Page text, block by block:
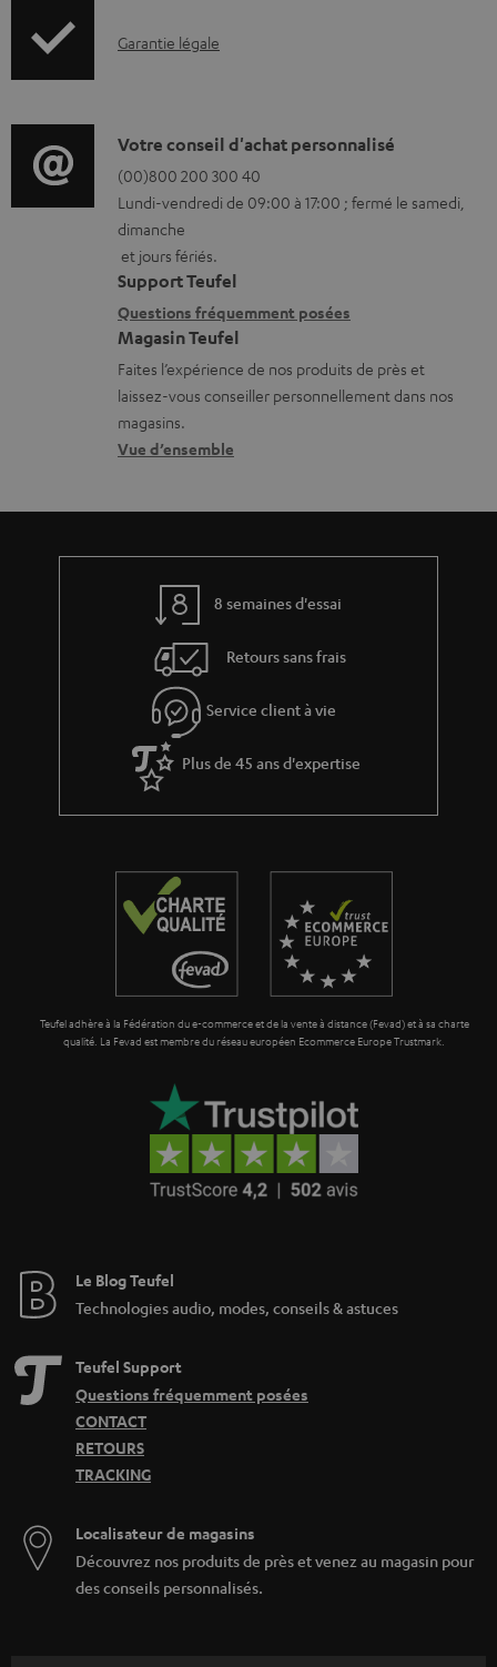
a
e
a
b
l
e
I
o
r
m
a
t
i
o
n
s
r
l
a
a
r
i
Garantie légale
D
é
t
a
i
l
s
c
o
n
a
Votre conseil d'achat personnalisé
(00)800 200 300 40
Lundi-vendredi de 09:00 à 17:00 ; fermé le samedi,
dimanche
et jours fériés.
Support Teufel
Questions fréquemment posées
Magasin Teufel
Faites l’expérience de nos produits de près et
laissez-vous conseiller personnellement dans nos
magasins.
Vue d’ensemble
8 semaines d'essai
Retours sans frais
Service client à vie
Plus de 45 ans d'expertise
Teufel adhère à la Fédération du e-commerce et de la vente à distance (Fevad) et à sa charte
qualité. La Fevad est membre du réseau européen Ecommerce Europe Trustmark.
Le Blog Teufel
Technologies audio, modes, conseils & astuces
Teufel Support
Questions fréquemment posées
CONTACT
RETOURS
TRACKING
Localisateur de magasins
Découvrez nos produits de près et venez au magasin pour
des conseils personnalisés.